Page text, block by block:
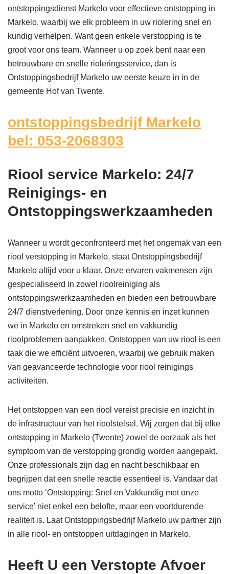
ontstoppingsdienst Markelo voor effectieve ontstopping in
Markelo, waarbij we elk probleem in uw riolering snel en
kundig verhelpen. Want geen enkele verstopping is te
groot voor ons team. Wanneer u op zoek bent naar een
betrouwbare en snelle rioleringsservice, dan is
Ontstoppingsbedrijf Markelo uw eerste keuze in in de
gemeente Hof van Twente.
ontstoppingsbedrijf Markelo
bel: 053-2068303
Riool service Markelo: 24/7
Reinigings- en
Ontstoppingswerkzaamheden
Wanneer u wordt geconfronteerd met het ongemak van een
riool verstopping in Markelo, staat Ontstoppingsbedrijf
Markelo altijd voor u klaar. Onze ervaren vakmensen zijn
gespecialiseerd in zowel rioolreiniging als
ontstoppingswerkzaamheden en bieden een betrouwbare
24/7 dienstverlening. Door onze kennis en inzet kunnen
we in Markelo en omstreken snel en vakkundig
rioolproblemen aanpakken. Ontstoppen van uw riool is een
taak die we efficiënt uitvoeren, waarbij we gebruik maken
van geavanceerde technologie voor riool reinigings
activiteiten.
Het ontstoppen van een riool vereist precisie en inzicht in
de infrastructuur van het rioolstelsel. Wij zorgen dat bij elke
ontstopping in Markelo (Twente) zowel de oorzaak als het
symptoom van de verstopping grondig worden aangepakt.
Onze professionals zijn dag en nacht beschikbaar en
begrijpen dat een snelle reactie essentieel is. Vandaar dat
ons motto ‘Ontstopping: Snel en Vakkundig met onze
service’ niet enkel een belofte, maar een voortdurende
realiteit is. Laat Ontstoppingsbedrijf Markelo uw partner zijn
in alle riool- en ontstoppen uitdagingen in Markelo.
Heeft U een Verstopte Afvoer